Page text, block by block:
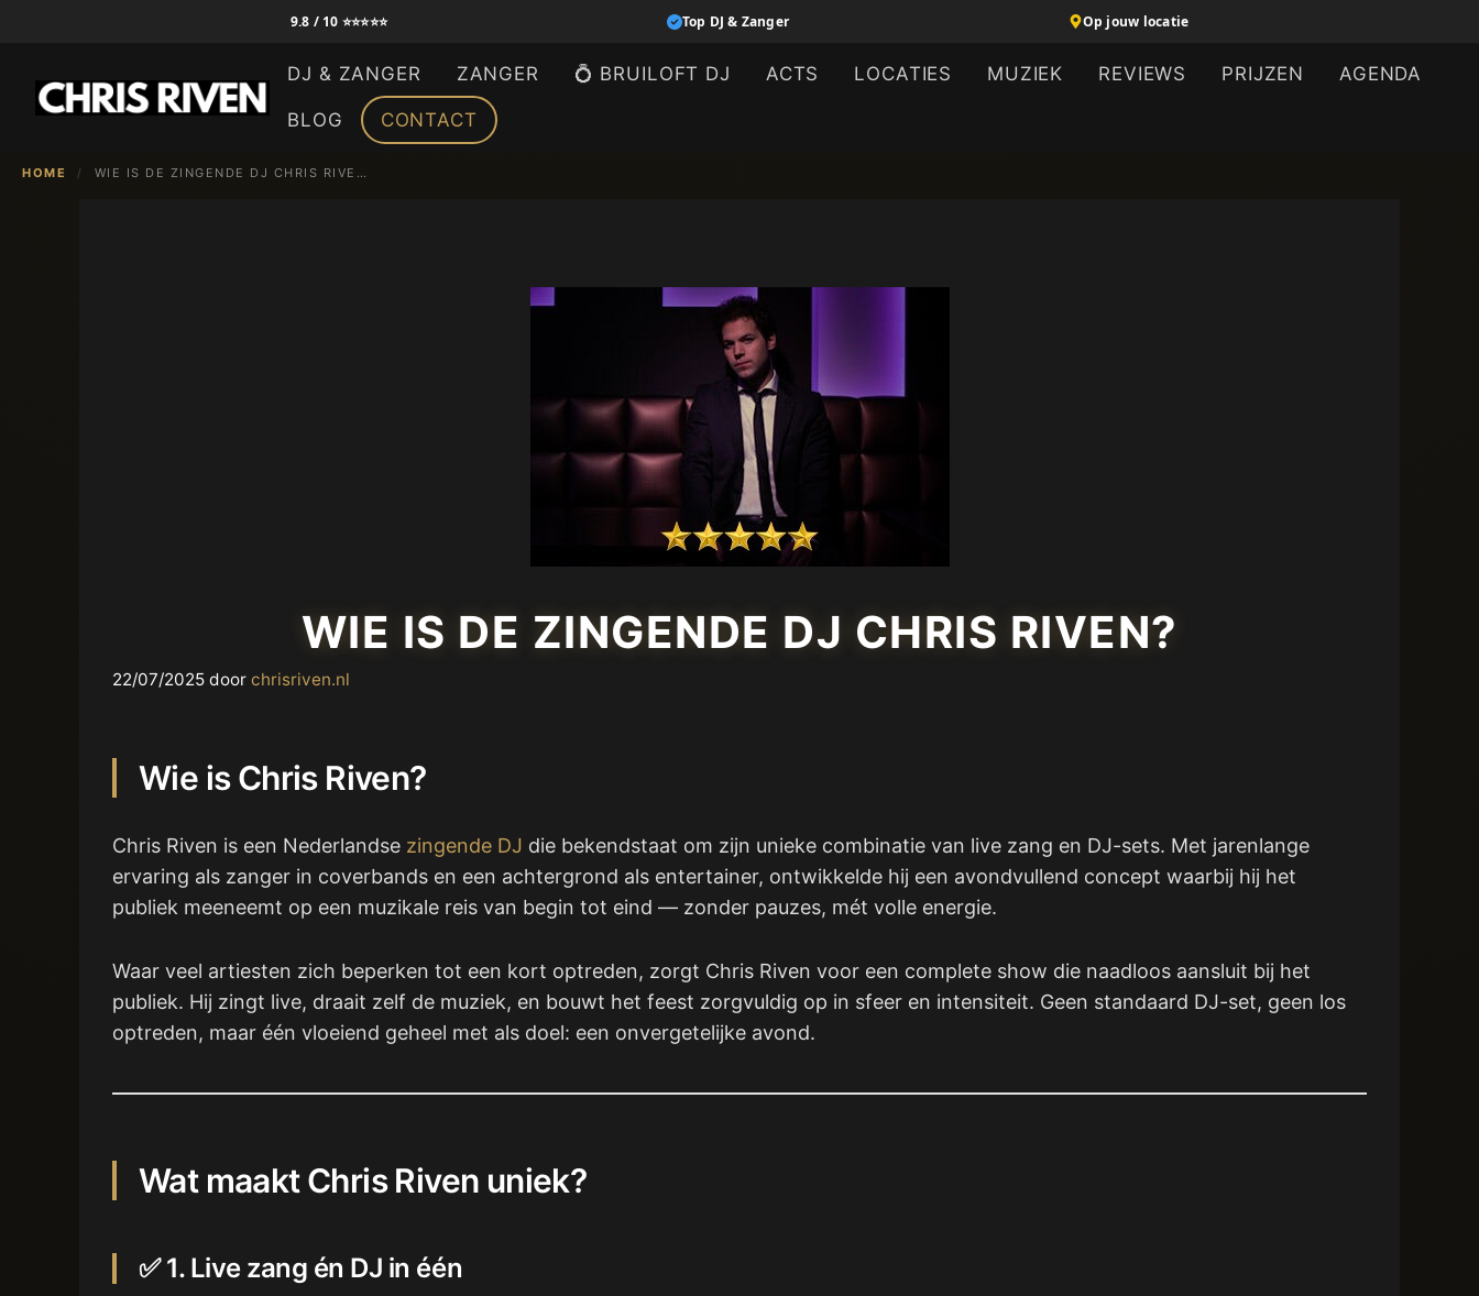
inhoud
9.8 / 10 ⭐⭐⭐⭐⭐ Top DJ & Zanger Op jouw locatie
DJ & ZANGER ZANGER 💍 BRUILOFT DJ ACTS LOCATIES MUZIEK REVIEWS PRIJZEN AGENDA
BLOG CONTACT
HOME / WIE IS DE ZINGENDE DJ CHRIS RIVEN?
WIE IS DE ZINGENDE DJ CHRIS RIVEN?
22/07/2025 door chrisriven.nl
Wie is Chris Riven?
Chris Riven is een Nederlandse zingende DJ die bekendstaat om zijn unieke combinatie van live zang en DJ-sets. Met jarenlange
ervaring als zanger in coverbands en een achtergrond als entertainer, ontwikkelde hij een avondvullend concept waarbij hij het
publiek meeneemt op een muzikale reis van begin tot eind — zonder pauzes, mét volle energie.
Waar veel artiesten zich beperken tot een kort optreden, zorgt Chris Riven voor een complete show die naadloos aansluit bij het
publiek. Hij zingt live, draait zelf de muziek, en bouwt het feest zorgvuldig op in sfeer en intensiteit. Geen standaard DJ-set, geen los
optreden, maar één vloeiend geheel met als doel: een onvergetelijke avond.
Wat maakt Chris Riven uniek?
✅ 1. Live zang én DJ in één